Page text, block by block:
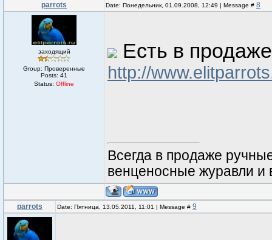
parrots Date: Понедельник, 01.09.2008, 12:49 | Message # 8
заходящий
Group: Проверенные
Posts: 41
Status: Offline
Есть в
http://
Всегда в продаже
венценосные журавли и
parrots Date: Пятница, 13.05.2011, 11:01 | Message # 9